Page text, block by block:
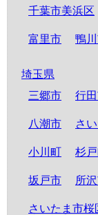
千葉市美浜区
富里市 鴨
埼玉県
三郷市
行
八潮市 さ
小川町 杉
坂戸市 所
さいたま市桜